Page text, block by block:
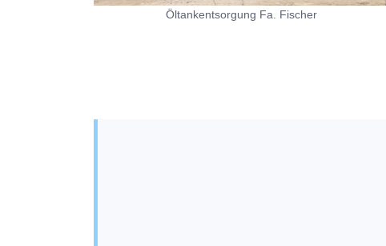
Öltankentsorgung Fa. Fischer